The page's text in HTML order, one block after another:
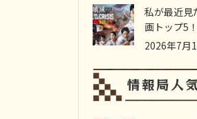
私が最近見
画トップ5！
2026年7月